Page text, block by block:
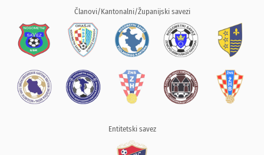
Članovi/Kantonalni/Županijski savezi
Entitetski savez